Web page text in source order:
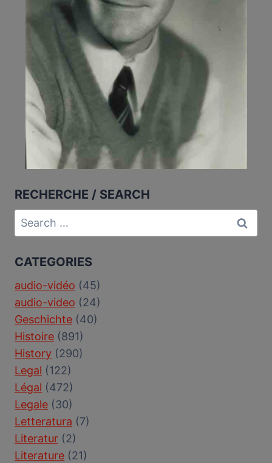
RECHERCHE / SEARCH
Search
for:
CATEGORIES
audio-vidéo (45)
audio-video (24)
Geschichte (40)
Histoire (891)
History (290)
Legal (122)
Légal (472)
Legale (30)
Letteratura (7)
Literatur (2)
Literature (21)